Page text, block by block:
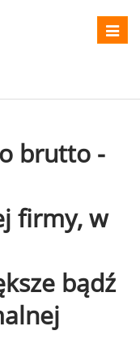
brutto -
firmy, w
bądź